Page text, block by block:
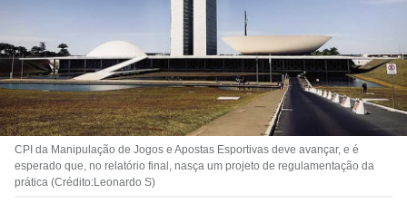
CPI da Manipulação de Jogos e Apostas Esportivas deve avançar, e é
esperado que, no relatório final, nasça um projeto de regulamentação da
prática (Crédito:Leonardo S)